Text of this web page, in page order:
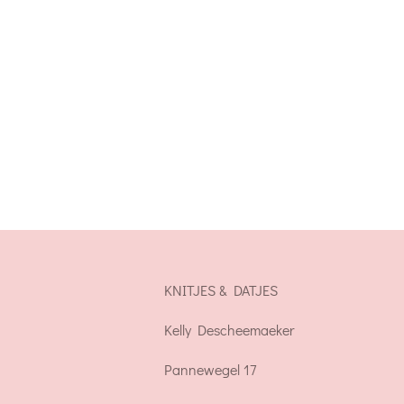
KNITJES & DATJES
Kelly Descheemaeker
Pannewegel 17